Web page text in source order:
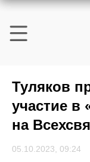
Туляков
участие в
на
05.10.2023, 09:24